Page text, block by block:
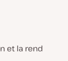
et la rend